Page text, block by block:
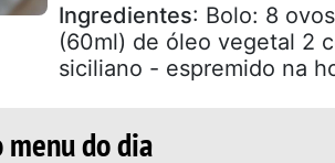
Ingredientes: Bolo: 8
(60ml) de óleo vegetal 2
siciliano - espremido na
menu do dia